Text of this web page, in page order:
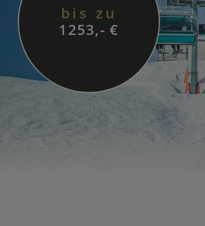
bis zu
1253,- €